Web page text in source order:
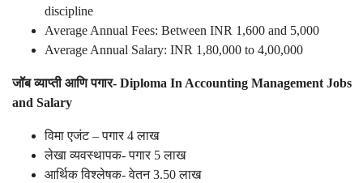
discipline
Average Annual Fees: Between INR 1,600 and 5,000
Average Annual Salary: INR 1,80,000 to 4,00,000
जॉब व्याप्ती आणि पगार- Diploma In Accounting Management Jobs
and Salary
विमा एजंट – पगार 4 लाख
लेखा व्यवस्थापक- पगार 5 लाख
आर्थिक विश्लेषक- वेतन 3.50 लाख